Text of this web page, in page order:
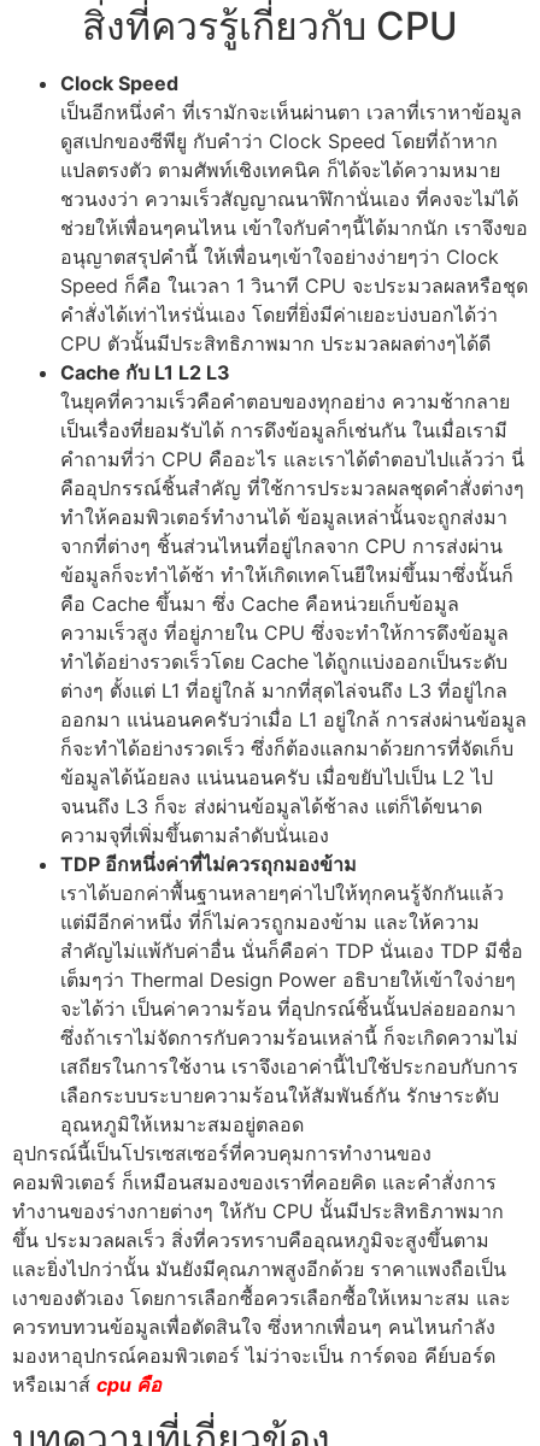
สิ่งที่ควรรู้เกี่ยวกับ CPU
Clock Speed
เป็นอีกหนึ่งคำ ที่เรามักจะเห็นผ่านตา เวลาที่เราหาข้อมูล
ดูสเปกของซีพียู กับคำว่า Clock Speed โดยที่ถ้าหาก
แปลตรงตัว ตามศัพท์เชิงเทคนิค ก็ได้จะได้ความหมาย
ชวนงงว่า ความเร็วสัญญาณนาฬิกานั่นเอง ที่คงจะไม่ได้
ช่วยให้เพื่อนๆคนไหน เข้าใจกับคำๆนี้ได้มากนัก เราจึงขอ
อนุญาตสรุปคำนี้ ให้เพื่อนๆเข้าใจอย่างง่ายๆว่า Clock
Speed ก็คือ ในเวลา 1 วินาที CPU จะประมวลผลหรือชุด
คำสั่งได้เท่าไหร่นั่นเอง โดยที่ยิ่งมีค่าเยอะบ่งบอกได้ว่า
CPU ตัวนั้นมีประสิทธิภาพมาก ประมวลผลต่างๆได้ดี
Cache กับ L1 L2 L3
ในยุคที่ความเร็วคือคำตอบของทุกอย่าง ความช้ากลาย
เป็นเรื่องที่ยอมรับได้ การดึงข้อมูลก็เช่นกัน ในเมื่อเรามี
คำถามที่ว่า CPU คืออะไร และเราได้ตำตอบไปแล้วว่า นี่
คืออุปกรรณ์ชิ้นสำคัญ ที่ใช้การประมวลผลชุดคำสั่งต่างๆ
ทำให้คอมพิวเตอร์ทำงานได้ ข้อมูลเหล่านั้นจะถูกส่งมา
จากที่ต่างๆ ชิ้นส่วนไหนที่อยู่ไกลจาก CPU การส่งผ่าน
ข้อมูลก็จะทำได้ช้า ทำให้เกิดเทคโนยีใหม่ขึ้นมาซึ่งนั้นก็
คือ Cache ขึ้นมา ซึ่ง Cache คือหน่วยเก็บข้อมูล
ความเร็วสูง ที่อยู่ภายใน CPU ซึ่งจะทำให้การดึงข้อมูล
ทำได้อย่างรวดเร็วโดย Cache ได้ถูกแบ่งออกเป็นระดับ
ต่างๆ ตั้งแต่ L1 ที่อยู่ใกล้ มากที่สุดไล่จนถึง L3 ที่อยู่ไกล
ออกมา แน่นอนคครับว่าเมื่อ L1 อยู่ใกล้ การส่งผ่านข้อมูล
ก็จะทำได้อย่างรวดเร็ว ซึ่งก็ต้องแลกมาด้วยการที่จัดเก็บ
ข้อมูลได้น้อยลง แน่นนอนครับ เมื่อขยับไปเป็น L2 ไป
จนนถึง L3 ก็จะ ส่งผ่านข้อมูลได้ช้าลง แต่ก็ได้ขนาด
ความจุที่เพิ่มขึ้นตามลำดับนั่นเอง
TDP อีกหนึ่งค่าที่ไม่ควรถุกมองข้าม
เราได้บอกค่าพื้นฐานหลายๆค่าไปให้ทุกคนรู้จักกันแล้ว
แต่มีอีกค่าหนึ่ง ที่ก็ไม่ควรถูกมองข้าม และให้ความ
สำคัญไม่แพ้กับค่าอื่น นั่นก็คือค่า TDP นั่นเอง TDP มีชื่อ
เต็มๆว่า Thermal Design Power อธิบายให้เข้าใจง่ายๆ
จะได้ว่า เป็นค่าความร้อน ที่อุปกรณ์ชิ้นนั้นปล่อยออกมา
ซึ่งถ้าเราไม่จัดการกับความร้อนเหล่านี้ ก็จะเกิดความไม่
เสถียรในการใช้งาน เราจึงเอาค่านี้ไปใช้ประกอบกับการ
เลือกระบบระบายความร้อนให้สัมพันธ์กัน รักษาระดับ
อุณหภูมิให้เหมาะสมอยู่ตลอด
อุปกรณ์นี้เป็นโปรเซสเซอร์ที่ควบคุมการทำงานของ
คอมพิวเตอร์ ก็เหมือนสมองของเราที่คอยคิด และคำสั่งการ
ทำงานของร่างกายต่างๆ ให้กับ CPU นั้นมีประสิทธิภาพมาก
ขึ้น ประมวลผลเร็ว สิ่งที่ควรทราบคืออุณหภูมิจะสูงขึ้นตาม
และยิ่งไปกว่านั้น มันยังมีคุณภาพสูงอีกด้วย ราคาแพงถือเป็น
เงาของตัวเอง โดยการเลือกซื้อควรเลือกซื้อให้เหมาะสม และ
ควรทบทวนข้อมูลเพื่อตัดสินใจ ซึ่งหากเพื่อนๆ คนไหนกำลัง
มองหาอุปกรณ์คอมพิวเตอร์ ไม่ว่าจะเป็น การ์ดจอ คีย์บอร์ด
หรือเมาส์ cpu คือ